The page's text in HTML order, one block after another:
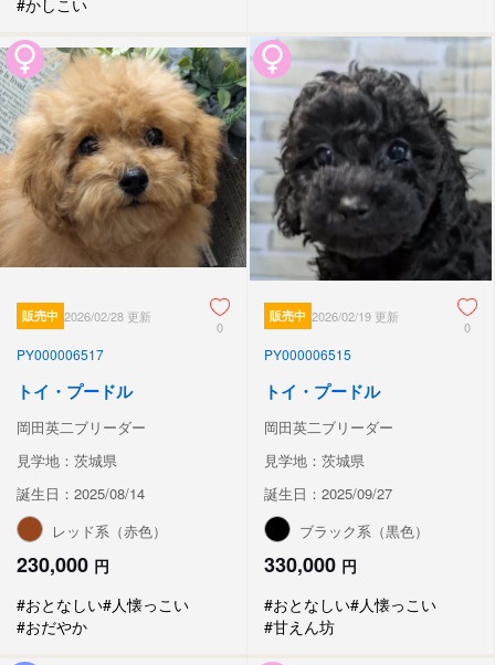
#かしこい
販売中 2026/02/28 更新
0
PY000006517
トイ・プードル
岡田英二ブリーダー
見学地：茨城県
誕生日：2025/08/14
レッド系（赤色）
230,000 円
#おとなしい#人懐っこい
#おだやか
販売中 2026/02/19 更新
0
PY000006515
トイ・プードル
岡田英二ブリーダー
見学地：茨城県
誕生日：2025/09/27
ブラック系（黒色）
330,000 円
#おとなしい#人懐っこい
#甘えん坊